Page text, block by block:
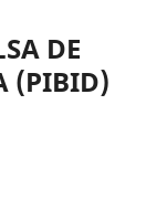
DE
(PIBID)